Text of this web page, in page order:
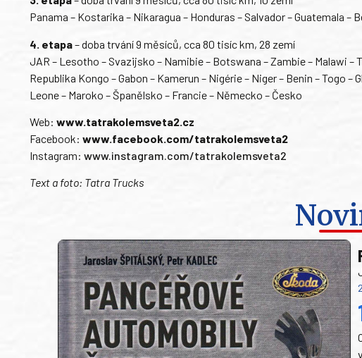
Panama – Kostarika – Nikaragua – Honduras – Salvador – Guatemala –
4. etapa– doba trvání 9 měsíců, cca 80 tisíc km, 28 zemí
JAR – Lesotho – Svazijsko – Namibie – Botswana – Zambie – Malawi
Republika Kongo – Gabon – Kamerun – Nigérie – Niger – Benin – Togo –
Leone – Maroko – Španělsko – Francie – Německo – Česko
Web: www.tatrakolemsveta2.cz
Facebook: www.facebook.com/tatrakolemsveta2
Instagram: www.instagram.com/tatrakolemsveta2
Text a foto: Tatra Trucks